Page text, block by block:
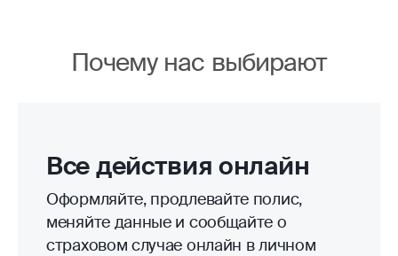
Почему нас выбирают
Все действия онлайн
Оформляйте, продлевайте полис,
меняйте данные и сообщайте о
страховом случае онлайн в личном